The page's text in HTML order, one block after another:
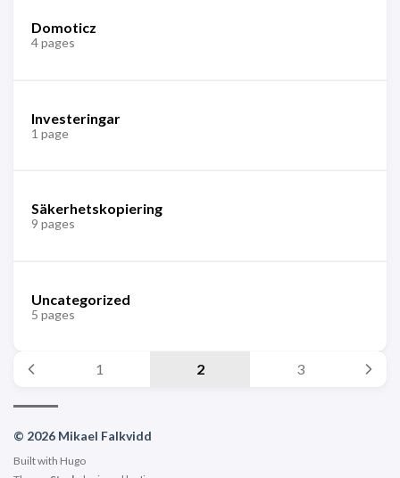
Domoticz
4 pages
Investeringar
1 page
Säkerhetskopiering
9 pages
Uncategorized
5 pages
1 2 3
© 2026 Mikael Falkvidd
Built with Hugo